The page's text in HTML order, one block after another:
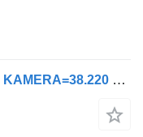
OMT TERMO INOX TANK BITUM 1 KAMERA=38.220 L ADR